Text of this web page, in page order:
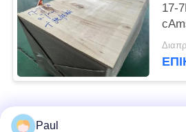
17-
Λαϊκή κατηγορία
Paul